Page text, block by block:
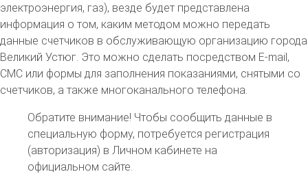
электроэнергия, газ), везде будет представлена
информация о том, каким методом можно передать
данные счетчиков в обслуживающую организацию города
Великий Устюг. Это можно сделать посредством E-mail,
СМС или формы для заполнения показаниями, снятыми со
счетчиков, а также многоканального телефона.
Обратите внимание! Чтобы сообщить данные в
специальную форму, потребуется регистрация
(авторизация) в Личном кабинете на
официальном сайте.